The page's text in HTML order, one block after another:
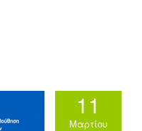
11
Μαρτίου